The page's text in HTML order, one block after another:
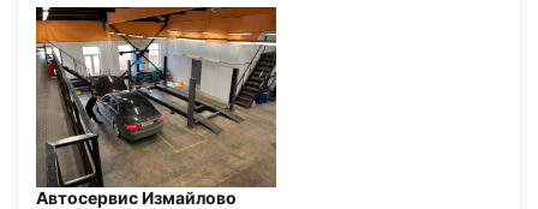
Автосервис Измайлово